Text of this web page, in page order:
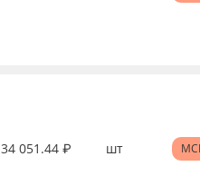
34 051.44 ₽ шт